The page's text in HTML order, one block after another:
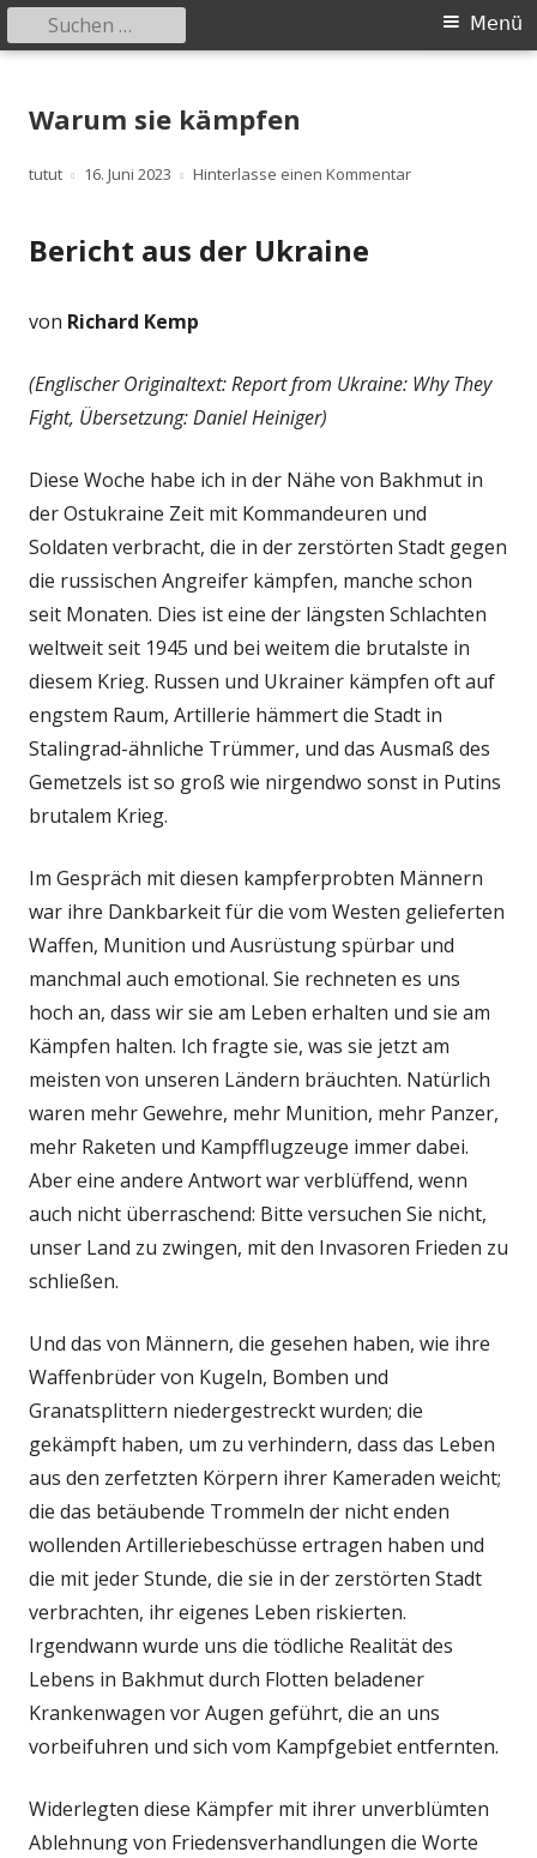
zum
Primäres
Menü
Suchen
nach:
Warum sie kämpfen
Autor
tutut
Veröffentlicht
16. Juni 2023 Hinterlasse einen Kommentarzu Warum sie
Bericht aus der Ukraine
von Richard Kemp
(Englischer Originaltext: Report from Ukraine: Why They
Fight, Übersetzung: Daniel Heiniger)
Diese Woche habe ich in der Nähe von Bakhmut in
der Ostukraine Zeit mit Kommandeuren und
Soldaten verbracht, die in der zerstörten Stadt gegen
die russischen Angreifer kämpfen, manche schon
seit Monaten. Dies ist eine der längsten Schlachten
weltweit seit 1945 und bei weitem die brutalste in
diesem Krieg. Russen und Ukrainer kämpfen oft auf
engstem Raum, Artillerie hämmert die Stadt in
Stalingrad-ähnliche Trümmer, und das Ausmaß des
Gemetzels ist so groß wie nirgendwo sonst in Putins
brutalem Krieg.
Im Gespräch mit diesen kampferprobten Männern
war ihre Dankbarkeit für die vom Westen gelieferten
Waffen, Munition und Ausrüstung spürbar und
manchmal auch emotional. Sie rechneten es uns
hoch an, dass wir sie am Leben erhalten und sie am
Kämpfen halten. Ich fragte sie, was sie jetzt am
meisten von unseren Ländern bräuchten. Natürlich
waren mehr Gewehre, mehr Munition, mehr Panzer,
mehr Raketen und Kampfflugzeuge immer dabei.
Aber eine andere Antwort war verblüffend, wenn
auch nicht überraschend: Bitte versuchen Sie nicht,
unser Land zu zwingen, mit den Invasoren Frieden zu
schließen.
Und das von Männern, die gesehen haben, wie ihre
Waffenbrüder von Kugeln, Bomben und
Granatsplittern niedergestreckt wurden; die
gekämpft haben, um zu verhindern, dass das Leben
aus den zerfetzten Körpern ihrer Kameraden weicht;
die das betäubende Trommeln der nicht enden
wollenden Artilleriebeschüsse ertragen haben und
die mit jeder Stunde, die sie in der zerstörten Stadt
verbrachten, ihr eigenes Leben riskierten.
Irgendwann wurde uns die tödliche Realität des
Lebens in Bakhmut durch Flotten beladener
Krankenwagen vor Augen geführt, die an uns
vorbeifuhren und sich vom Kampfgebiet entfernten.
Widerlegten diese Kämpfer mit ihrer unverblümten
Ablehnung von Friedensverhandlungen die Worte